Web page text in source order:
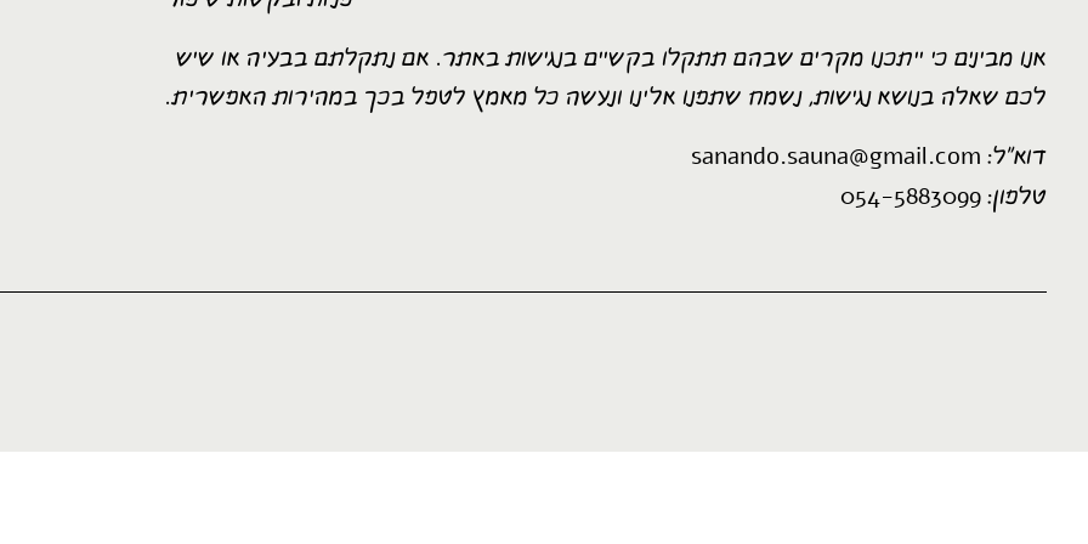
אנו מבינים כי ייתכנו מקרים שבהם תתקלו בקשיים בנגישות באתר. אם נתקלתם בבעיה או שיש
לכם שאלה בנושא נגישות, נשמח שתפנו אלינו ונעשה כל מאמץ לטפל בכך במהירות האפשרית.
דוא״ל: sanando.sauna@gmail.com
טלפון: 054-5883099